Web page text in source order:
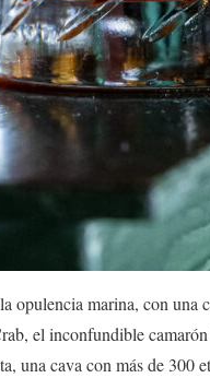
opulencia marina, con una
el inconfundible
una cava con más de 300